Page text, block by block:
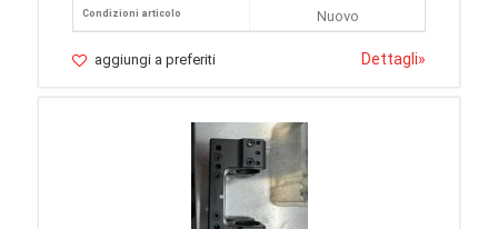
Condizioni articolo
Nuovo
aggiungi a preferiti Dettagli»